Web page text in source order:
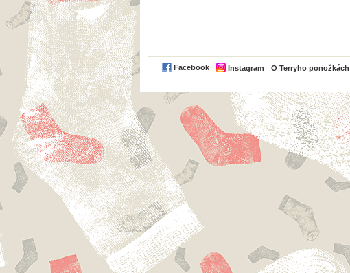
Facebook Instagram O Terryho ponožkách